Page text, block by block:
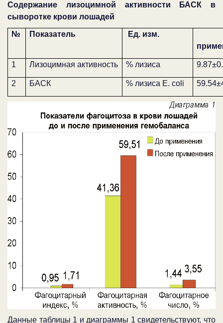
Содержание лизоцимной активности БАСК в
сыворотке крови лошадей
№ Показатель Ед. изм.
1 Лизоцимная активность % лизиса
2 БАСК % лизиса E. coli
Данные таблицы 1 и диаграммы 1 свидетельствуют, что